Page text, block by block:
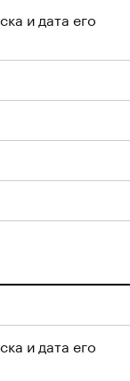
и дата его
и дата его